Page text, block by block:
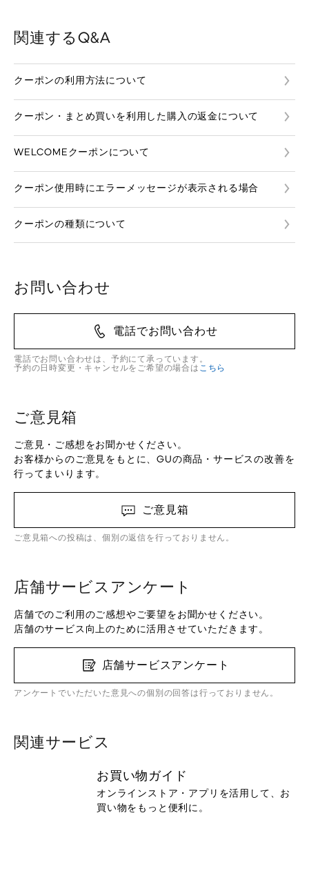
関連するQ&A
クーポンの利用方法について
クーポン・まとめ買いを利用した購入の返金について
WELCOMEクーポンについて
クーポン使用時にエラーメッセージが表示される場合
クーポンの種類について
お問い合わせ
電話でお問い合わせ
電話でお問い合わせは、予約にて承っています。
予約の日時変更・キャンセルをご希望の場合は こちら
ご意見箱
ご意見・ご感想をお聞かせください。
お客様からのご意見をもとに、GUの商品・サービスの改善を
行ってまいります。
ご意見箱
ご意見箱への投稿は、個別の返信を行っておりません。
店舗サービスアンケート
店舗でのご利用のご感想やご要望をお聞かせください。
店舗のサービス向上のために活用させていただきます。
店舗サービスアンケート
アンケートでいただいた意見への個別の回答は行っておりません。
関連サービス
お買い物ガイド
オンラインストア・アプリを活用して、お
買い物をもっと便利に。